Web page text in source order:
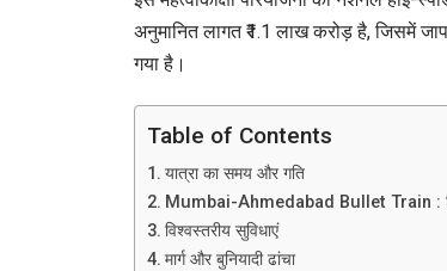
अनुमानित लागत ₹1.1 लाख करोड़ है, जिसमें
गया है।
Table of Contents
यात्रा का समय और गति
Mumbai-Ahmedabad Bullet Train :
विश्वस्तरीय सुविधाएं
मार्ग और बुनियादी ढांचा